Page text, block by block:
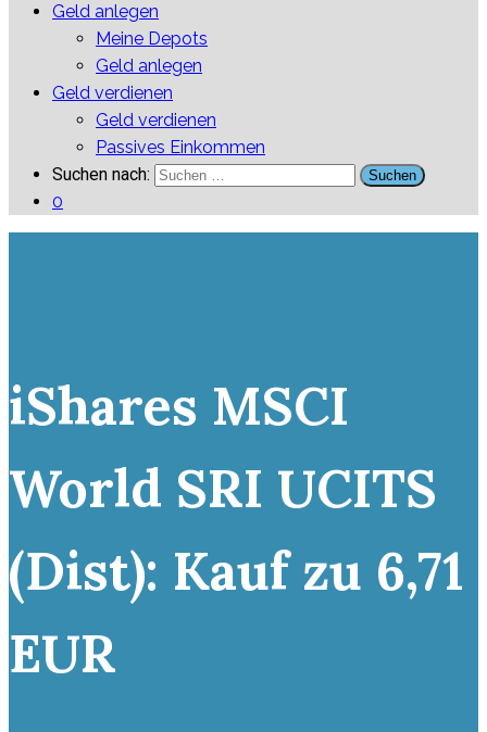
Geld anlegen
Meine Depots
Geld anlegen
Geld verdienen
Geld verdienen
Passives Einkommen
Suchen nach:
0
iShares MSCI
World SRI UCITS
(Dist): Kauf zu 6,71
EUR